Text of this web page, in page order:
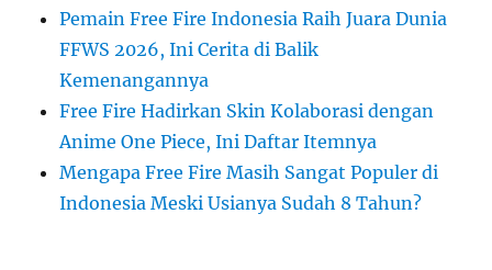
Pemain Free Fire Indonesia Raih Juara Dunia
FFWS 2026, Ini Cerita di Balik
Kemenangannya
Free Fire Hadirkan Skin Kolaborasi dengan
Anime One Piece, Ini Daftar Itemnya
Mengapa Free Fire Masih Sangat Populer di
Indonesia Meski Usianya Sudah 8 Tahun?